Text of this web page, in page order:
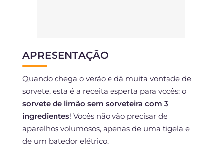
APRESENTAÇÃO
Quando chega o verão e dá muita vontade de
sorvete, esta é a receita esperta para vocês: o
sorvete de limão sem sorveteira com 3
ingredientes! Vocês não vão precisar de
aparelhos volumosos, apenas de uma tigela e
de um batedor elétrico.